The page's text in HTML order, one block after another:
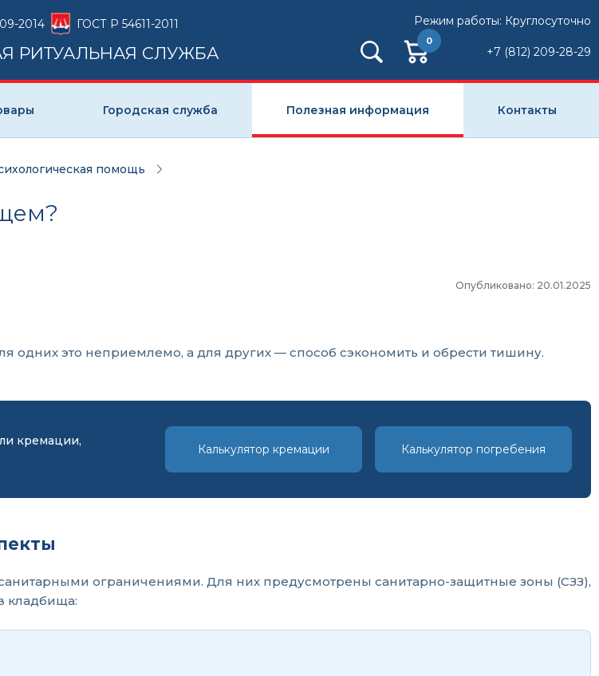
2014 ГОСТ Р 54611-2011
РИТУАЛЬНАЯ СЛУЖБА
Режим работы: Круглосуточно
0
+7 (812) 209-28-29
Городская служба Полезная информация Контакты
помощь
Опубликовано: 20.01.2025
это неприемлемо, а для других — способ сэкономить и обрести тишину.
кремации,
Калькулятор кремации Калькулятор погребения
ограничениями. Для них предусмотрены санитарно-защитные зоны (СЗЗ),
кладбища: